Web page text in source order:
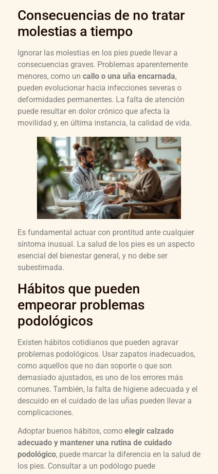
Consecuencias de no tratar
molestias a tiempo
Ignorar las molestias en los pies puede llevar a
consecuencias graves. Problemas aparentemente
menores, como un callo o una uña encarnada,
pueden evolucionar hacia infecciones severas o
deformidades permanentes. La falta de atención
puede resultar en dolor crónico que afecta la
movilidad y, en última instancia, la calidad de vida.
Es fundamental actuar con prontitud ante cualquier
síntoma inusual. La salud de los pies es un aspecto
esencial del bienestar general, y no debe ser
subestimada.
Hábitos que pueden
empeorar problemas
podológicos
Existen hábitos cotidianos que pueden agravar
problemas podológicos. Usar zapatos inadecuados,
como aquellos que no dan soporte o que son
demasiado ajustados, es uno de los errores más
comunes. También, la falta de higiene adecuada y el
descuido en el cuidado de las uñas pueden llevar a
complicaciones.
Adoptar buenos hábitos, como elegir calzado
adecuado y mantener una rutina de cuidado
podológico, puede marcar la diferencia en la salud de
los pies. Consultar a un podólogo puede